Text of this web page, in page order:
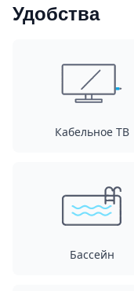
Удобства
Кабельное ТВ
Бассейн